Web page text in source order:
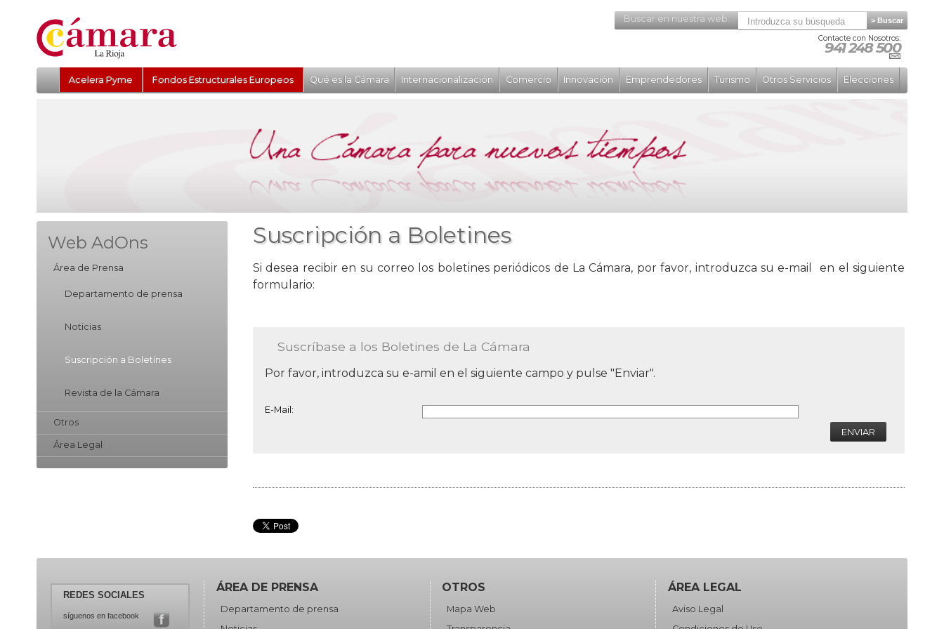
Buscar en nuestra web:
Contacte con Nosotros:
941 248 500
Acelera Pyme Fondos Estructurales Europeos Qué es la Cámara Internacionalización Comercio Innovación Emprendedores Turismo Otros Servicios Elecciones
Web AdOns
Área de Prensa
Departamento de prensa
Noticias
Suscripción a Boletínes
Revista de la Cámara
Otros
Área Legal
Suscripción a Boletines
Si desea recibir en su correo los boletines periódicos de La Cámara, por favor, introduzca su e-mail en el siguiente
formulario:
Suscríbase a los Boletines de La Cámara
Por favor, introduzca su e-amil en el siguiente campo y pulse "Enviar".
E-Mail:
ENVIAR
REDES SOCIALES
síguenos en facebook
ÁREA DE PRENSA
Departamento de prensa
OTROS
Mapa Web
ÁREA LEGAL
Aviso Legal